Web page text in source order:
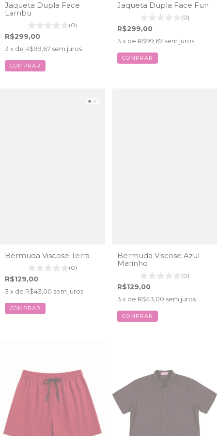
Jaqueta Dupla Face
Lambu
(0)
R$299,00
3 x de R$99,67 sem juros
COMPRAR
Jaqueta Dupla Face Fun
(0)
R$299,00
3 x de R$99,67 sem juros
COMPRAR
Bermuda Viscose Terra
(0)
R$129,00
3 x de R$43,00 sem juros
COMPRAR
Bermuda Viscose Azul
Marinho
(0)
R$129,00
3 x de R$43,00 sem juros
COMPRAR